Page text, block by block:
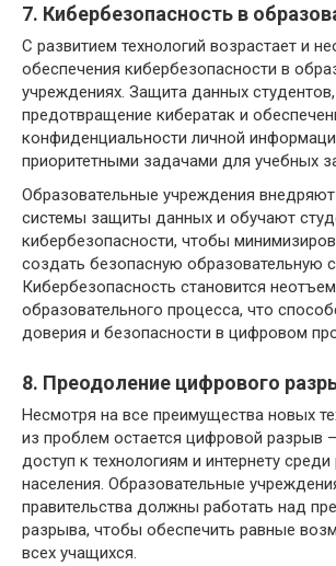
7. Кибербезопасность в
С развитием технологий возрастает и
обеспечения кибербезопасности в
учреждениях. Защита данных студентов,
предотвращение кибератак и
конфиденциальности личной
приоритетными задачами для учебных
Образовательные учреждения
системы защиты данных и обучают
кибербезопасности, чтобы
создать безопасную образовательную
Кибербезопасность становится
образовательного процесса, что
доверия и безопасности в цифровом
8. Преодоление цифрового
Несмотря на все преимущества новых
из проблем остается цифровой разрыв
доступ к технологиям и интернету среди
населения. Образовательные
правительства должны работать над
разрыва, чтобы обеспечить равные
всех учащихся.